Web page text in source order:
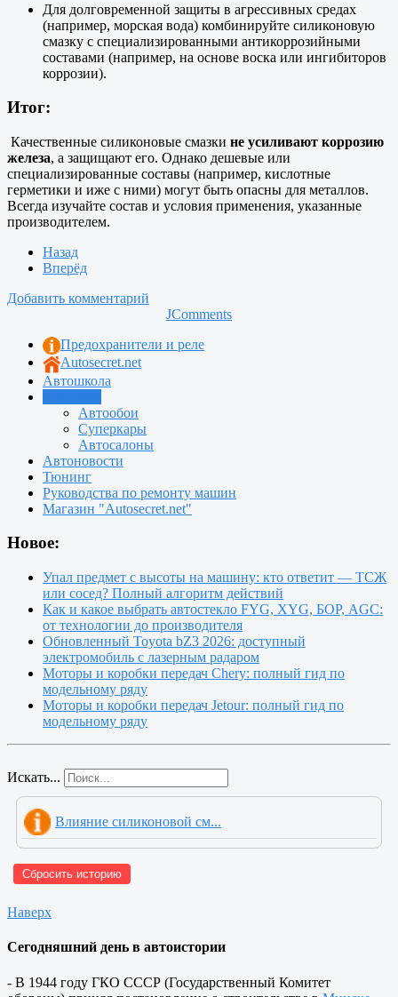
Для долговременной защиты в агрессивных средах
(например, морская вода) комбинируйте силиконовую
смазку с специализированными антикоррозийными
составами (например, на основе воска или ингибиторов
коррозии).
Итог:
Качественные силиконовые смазки не усиливают коррозию
железа, а защищают его. Однако дешевые или
специализированные составы (например, кислотные
герметики и иже с ними) могут быть опасны для металлов.
Всегда изучайте состав и условия применения, указанные
производителем.
Назад
Вперёд
Добавить комментарий
JComments
Предохранители и реле
Autosecret.net
Автошкола
Автообои
Суперкары
Автосалоны
Автоновости
Тюнинг
Руководства по ремонту машин
Магазин "Autosecret.net"
Новое:
Упал предмет с высоты на машину: кто ответит — ТСЖ
или сосед? Полный алгоритм действий
Как и какое выбрать автостекло FYG, XYG, БОР, AGC:
от технологии до производителя
Обновленный Toyota bZ3 2026: доступный
электромобиль с лазерным радаром
Моторы и коробки передач Chery: полный гид по
модельному ряду
Моторы и коробки передач Jetour: полный гид по
модельному ряду
Искать...
Влияние силиконовой см...
Сбросить историю
Наверх
Сегодняшний день в автоистории
- В 1944 году ГКО СССР (Государственный Комитет